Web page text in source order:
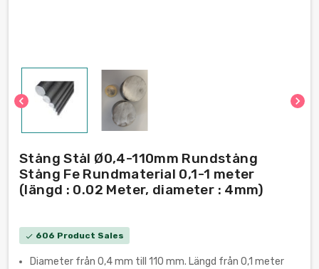
chevron_left chevron_right
Stång Stål Ø0,4-110mm Rundstång
Stång Fe Rundmaterial 0,1-1 meter
(längd : 0.02 Meter, diameter : 4mm)
check 606 Product Sales
Diameter från 0,4 mm till 110 mm. Längd från 0,1 meter